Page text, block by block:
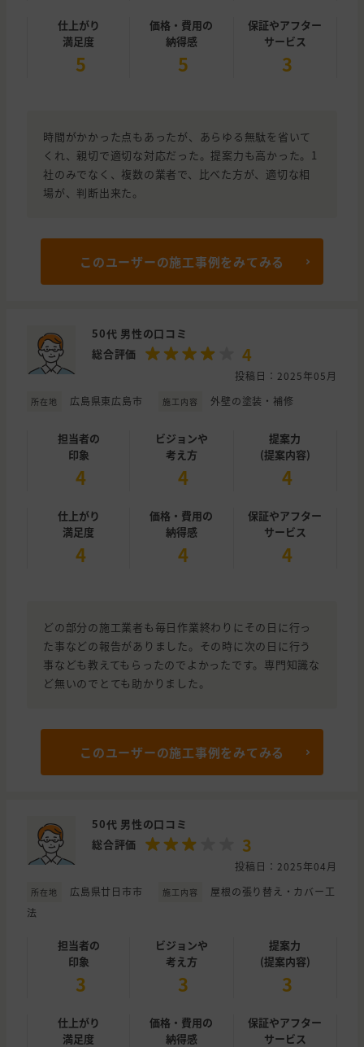
仕上がり
満足度
5
価格・費用の
納得感
5
保証やアフター
サービス
3
時間がかかった点もあったが、あらゆる無駄を省いて
くれ、親切で適切な対応だった。提案力も高かった。1
社のみでなく、複数の業者で、比べた方が、適切な相
場が、判断出来た。
このユーザーの施工事例をみてみる
50代 男性の口コミ
総合評価
4
投稿日：2025年05月
所在地 広島県東広島市 施工内容 外壁の塗装・補修
担当者の
印象
4
ビジョンや
考え方
4
提案力
(提案内容)
4
仕上がり
満足度
4
価格・費用の
納得感
4
保証やアフター
サービス
4
どの部分の施工業者も毎日作業終わりにその日に行っ
た事などの報告がありました。その時に次の日に行う
事なども教えてもらったのでよかったです。専門知識な
ど無いのでとても助かりました。
このユーザーの施工事例をみてみる
50代 男性の口コミ
総合評価
3
投稿日：2025年04月
所在地 広島県廿日市市 施工内容
屋根の張り替え・カバー工
法
担当者の
印象
3
ビジョンや
考え方
3
提案力
(提案内容)
3
仕上がり
満足度
価格・費用の
納得感
保証やアフター
サービス